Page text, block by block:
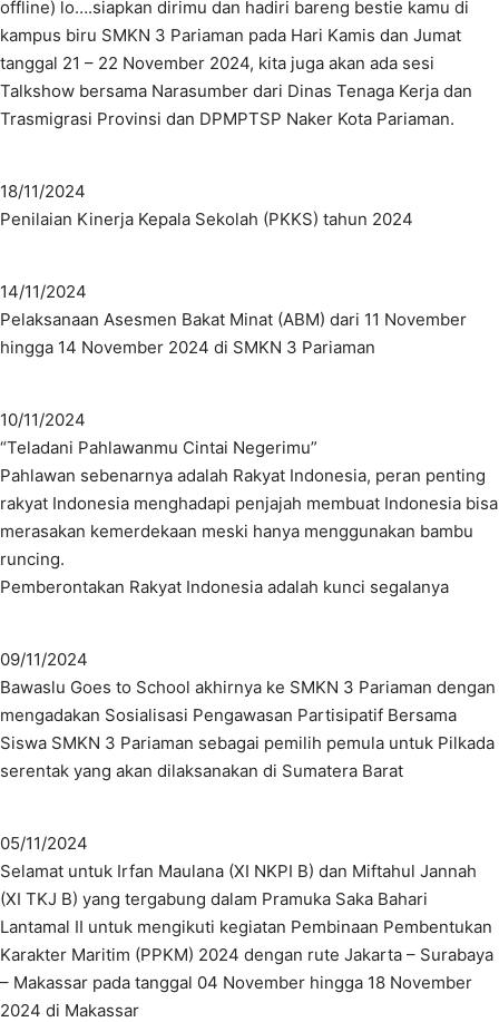
offline) lo….siapkan dirimu dan hadiri bareng bestie kamu di
kampus biru SMKN 3 Pariaman pada Hari Kamis dan Jumat
tanggal 21 – 22 November 2024, kita juga akan ada sesi
Talkshow bersama Narasumber dari Dinas Tenaga Kerja dan
Trasmigrasi Provinsi dan DPMPTSP Naker Kota Pariaman.
18/11/2024
Penilaian Kinerja Kepala Sekolah (PKKS) tahun 2024
14/11/2024
Pelaksanaan Asesmen Bakat Minat (ABM) dari 11 November
hingga 14 November 2024 di SMKN 3 Pariaman
10/11/2024
“Teladani Pahlawanmu Cintai Negerimu”
Pahlawan sebenarnya adalah Rakyat Indonesia, peran penting
rakyat Indonesia menghadapi penjajah membuat Indonesia bisa
merasakan kemerdekaan meski hanya menggunakan bambu
runcing.
Pemberontakan Rakyat Indonesia adalah kunci segalanya
09/11/2024
Bawaslu Goes to School akhirnya ke SMKN 3 Pariaman dengan
mengadakan Sosialisasi Pengawasan Partisipatif Bersama
Siswa SMKN 3 Pariaman sebagai pemilih pemula untuk Pilkada
serentak yang akan dilaksanakan di Sumatera Barat
05/11/2024
Selamat untuk Irfan Maulana (XI NKPI B) dan Miftahul Jannah
(XI TKJ B) yang tergabung dalam Pramuka Saka Bahari
Lantamal II untuk mengikuti kegiatan Pembinaan Pembentukan
Karakter Maritim (PPKM) 2024 dengan rute Jakarta – Surabaya
– Makassar pada tanggal 04 November hingga 18 November
2024 di Makassar